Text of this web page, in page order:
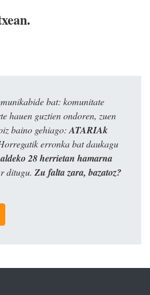
bat: komunitate
hauen guztien ondoren, zuen
baino gehiago: ATARIAk
erronka bat daukagu
28 herrietan hamarna
ditugu. Zu falta zara, bazatoz?